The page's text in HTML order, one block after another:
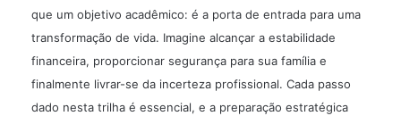
que um objetivo acadêmico: é a porta de entrada para uma
transformação de vida. Imagine alcançar a estabilidade
financeira, proporcionar segurança para sua família e
finalmente livrar-se da incerteza profissional. Cada passo
dado nesta trilha é essencial, e a preparação estratégica